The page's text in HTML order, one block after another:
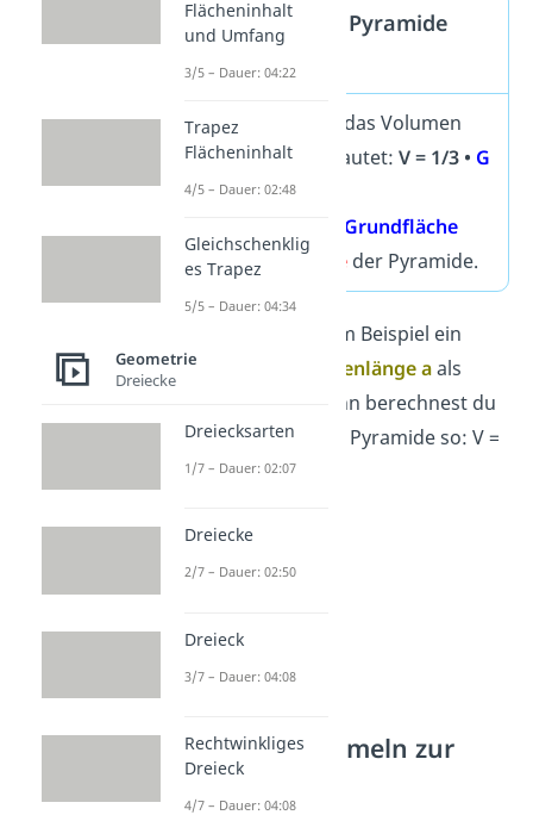
Volumen der Pyramide
berechnen
Die Formel für das Volumen
der Pyramide lautet: V = 1/3 • G
•h
Grundfläche
undh Höhe der Pyramide.
Hast du zum Beispiel ein
Quadrat mit
Seitenlänge aals
Grundfläche, dann berechnest du
das Volumen der Pyramide so: V =
1/3 •a•a•
Wichtige Formeln zur
Pyramide
Flächeninhalt
und Umfang
3/5 – Dauer: 04:22
Trapez
Flächeninhalt
4/5 – Dauer: 02:48
Gleichschenklig
es Trapez
5/5 – Dauer: 04:34
Geometrie
Dreiecke
Dreiecksarten
1/7 – Dauer: 02:07
Dreiecke
2/7 – Dauer: 02:50
Dreieck
3/7 – Dauer: 04:08
Rechtwinkliges
Dreieck
4/7 – Dauer: 04:08